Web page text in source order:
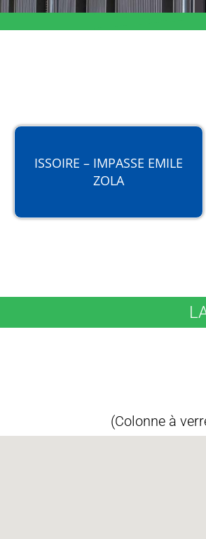
ISSOIRE – IMPASSE EMILE
ZOLA
(Colonne à